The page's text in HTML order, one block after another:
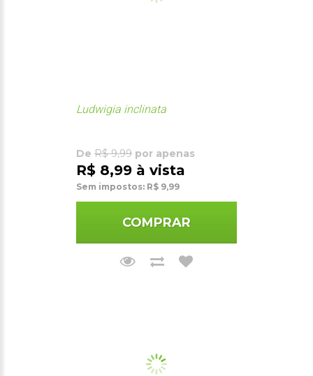
Ludwigia inclinata
De R$ 9,99 por apenas
R$ 8,99 à vista
Sem impostos: R$ 9,99
COMPRAR